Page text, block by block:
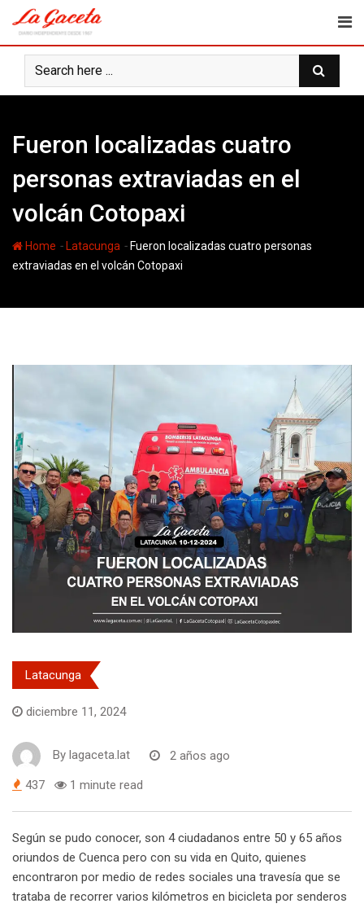
content
Fueron localizadas cuatro
personas extraviadas en el
volcán Cotopaxi
Home - Latacunga - Fueron localizadas cuatro personas
extraviadas en el volcán Cotopaxi
Latacunga
diciembre 11, 2024
By lagaceta.lat 2 años ago
437 1 minute read
Según se pudo conocer, son 4 ciudadanos entre 50 y 65 años
oriundos de Cuenca pero con su vida en Quito, quienes
encontraron por medio de redes sociales una travesía que se
trataba de recorrer varios kilómetros en bicicleta por senderos